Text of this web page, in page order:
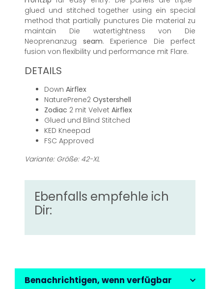
glued und stitched together using ein special
method that partially punctures Die material zu
maintain Die watertightness von Die
Neoprenanzug seam. Experience Die perfect
fusion von flexibility und performance mit Flare.
DETAILS
Down Airflex
NaturePrene2 Oystershell
Zodiac 2 mit Velvet Airflex
Glued und Blind Stitched
KED Kneepad
FSC Approved
Variante: Größe: 42-XL
Ebenfalls empfehle ich
Dir:
Benachrichtigen, wenn verfügbar